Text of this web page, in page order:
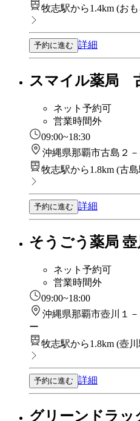
牧志駅から1.4km (お
予約に進む 詳細
スマイル薬局
ネット予約可
営業時間外
09:00~18:30
沖縄県那覇市古島２
牧志駅から1.8km (古
予約に進む 詳細
そうごう薬局 壺
ネット予約可
営業時間外
09:00~18:00
沖縄県那覇市壺川１
ー
牧志駅から1.8km (壺
予約に進む 詳細
グリーンドラ